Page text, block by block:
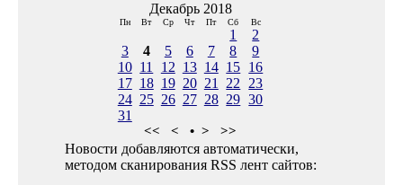
Декабрь 2018
Пн Вт Ср Чт Пт Сб Вс
1
2
3
4 5 6 7 8
9
10 11 12 13 14 15 16
17 18 19 20 21 22
23
24 25 26 27 28 29 30
31
<< < • > >>
Новости добавляются автоматически,
методом сканирования RSS лент сайтов: